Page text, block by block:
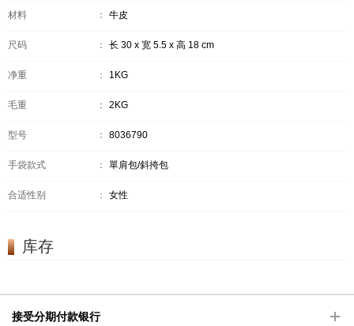
材料 ： 牛皮
尺码 ： 长 30 x 宽 5.5 x 高 18 cm
净重 ： 1KG
毛重 ： 2KG
型号 ： 8036790
手袋款式 ： 單肩包/斜挎包
合适性别 ： 女性
库存
接受分期付款银行